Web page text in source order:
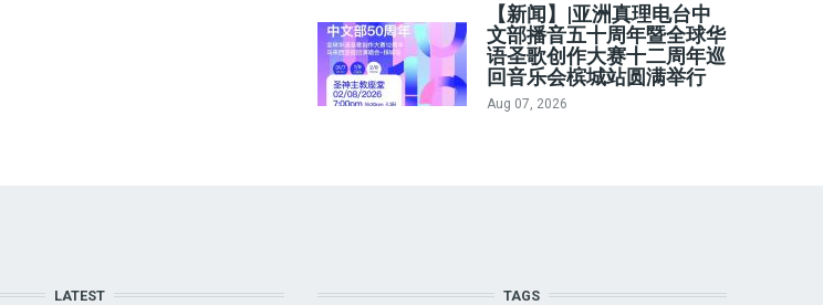
【新闻】|亚洲真理电台中
文部播音五十周年暨全球华
语圣歌创作大赛十二周年巡
回音乐会槟城站圆满举行
Aug 07, 2026
LATEST TAGS